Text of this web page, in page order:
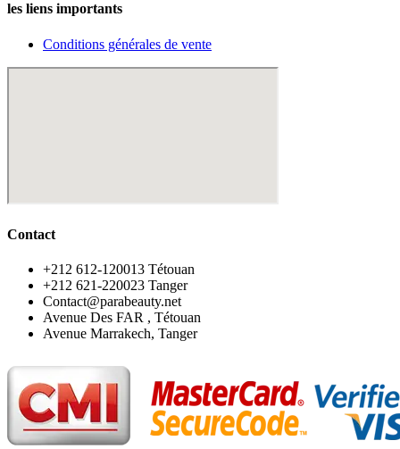
les liens importants
Conditions générales de vente
Contact
‪+212 612-120013 Tétouan
‪+212 621-220023 Tanger
Contact@parabeauty.net
Avenue Des FAR , Tétouan
Avenue Marrakech, Tanger